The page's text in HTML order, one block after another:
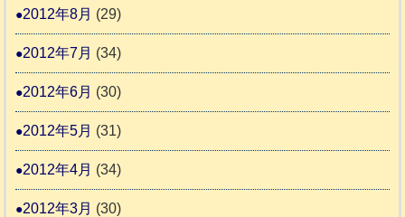
2012年8月 (29)
2012年7月 (34)
2012年6月 (30)
2012年5月 (31)
2012年4月 (34)
2012年3月 (30)